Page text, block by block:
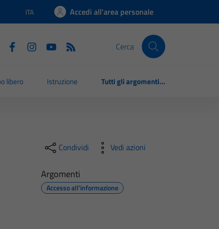
Lingua attiva:
ITA Accedi all'area personale
Cerca
libero Istruzione Tutti gli argomenti...
Condividi Vedi azioni
Argomenti
Accesso all'informazione